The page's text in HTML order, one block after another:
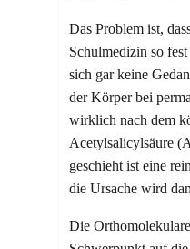
Das Problem ist,
Schulmedizin so
sich gar keine
der Körper bei
wirklich nach dem
Acetylsalicylsäure
geschieht ist eine
die Ursache wird
Die